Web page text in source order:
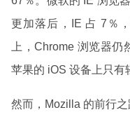
更加落后，IE 占 7％
上，Chrome 浏览器
苹果的 iOS 设备上只有
然而，Mozilla 的前行之